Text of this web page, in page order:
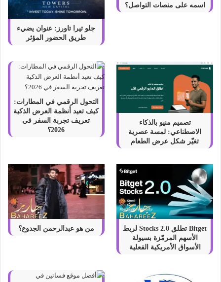
اسمه على منصات التواصل؟
جلو تيرا تاورز: عنوان يضيء
طريق الحضور المؤثر
تصميم منيو بالذكاء
الاصطناعي: لمسة عصرية
تغيّر شكل عرض الطعام
التحول الرقمي في المطارات:
كيف تعيد أنظمة العرض الذكية
تعريف تجربة السفر في
2026؟
Bitget تطلق Stocks 2.0 لربط
الأسهم المرمّزة بسيولة
الأسواق الأمريكية الفعلية
من هو عبدالرحمن الجدوع؟